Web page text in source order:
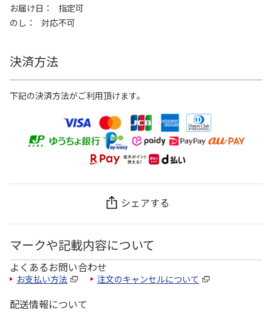
お届け日
指定可
のし
対応不可
決済方法
下記の決済方法がご利用頂けます。
シェアする
マークや記載内容について
よくあるお問い合わせ
お支払い方法 注文のキャンセルについて
配送情報について